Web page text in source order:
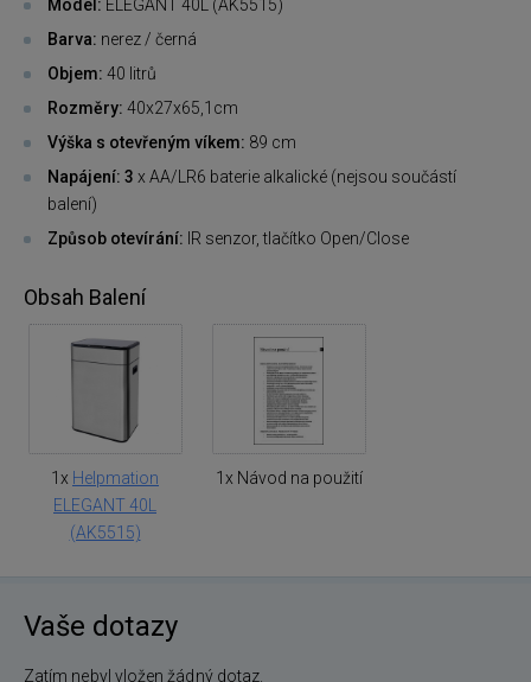
Model: ELEGANT 40L (AK5515)
Barva: nerez / černá
Objem: 40 litrů
Rozměry: 40x27x65,1cm
Výška s otevřeným víkem: 89 cm
Napájení: 3 x AA/LR6 baterie alkalické (nejsou součástí
balení)
Způsob otevírání: IR senzor, tlačítko Open/Close
Obsah Balení
1x Helpmation
ELEGANT 40L
(AK5515)
1x Návod na použití
Vaše dotazy
Zatím nebyl vložen žádný dotaz.